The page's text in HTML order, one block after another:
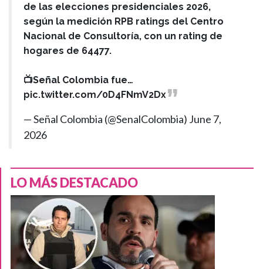
de las elecciones presidenciales 2026,
según la medición RPB ratings del Centro
Nacional de Consultoría, con un rating de
hogares de 64477.
📺Señal Colombia fue…
pic.twitter.com/0D4FNmV2Dx
— Señal Colombia (@SenalColombia) June 7,
2026
LO MÁS DESTACADO